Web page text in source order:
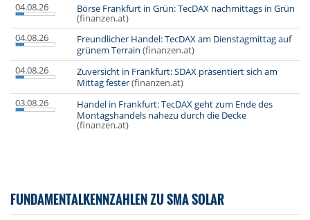
04.08.26
Börse Frankfurt in Grün: TecDAX nachmittags in Grün
(finanzen.at)
04.08.26
Freundlicher Handel: TecDAX am Dienstagmittag auf
grünem Terrain (finanzen.at)
04.08.26
Zuversicht in Frankfurt: SDAX präsentiert sich am
Mittag fester(finanzen.at)
03.08.26
Handel in Frankfurt: TecDAX geht zum Ende des
Montagshandels nahezu durch die Decke
(finanzen.at)
FUNDAMENTALKENNZAHLEN ZU SMA SOLAR